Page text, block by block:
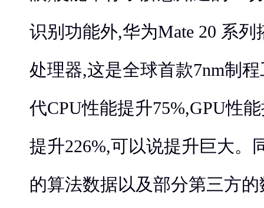
识别功能外,华为Mate 20 系列
处理器,这是全球首款7nm制
代CPU性能提升75%,GPU性
提升226%,可以说提升巨大。
的算法数据以及部分第三方